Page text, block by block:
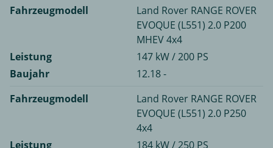
Fahrzeugmodell
Land Rover RANGE ROVER
EVOQUE (L551) 2.0 P200
MHEV 4x4
Leistung
147 kW / 200 PS
Baujahr
12.18 -
Fahrzeugmodell
Land Rover RANGE ROVER
EVOQUE (L551) 2.0 P250
4x4
Leistung
184 kW / 250 PS